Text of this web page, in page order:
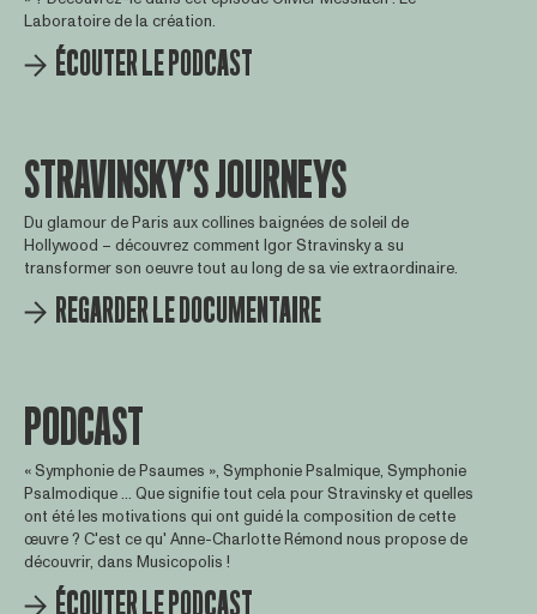
Laboratoire de la création.
ÉCOUTER LE PODCAST
STRAVINSKY’S JOURNEYS
Du glamour de Paris aux collines baignées de soleil de
Hollywood – découvrez comment Igor Stravinsky a su
transformer son oeuvre tout au long de sa vie extraordinaire.
REGARDER LE DOCUMENTAIRE
PODCAST
« Symphonie de Psaumes », Symphonie Psalmique, Symphonie
Psalmodique ... Que signifie tout cela pour Stravinsky et quelles
ont été les motivations qui ont guidé la composition de cette
œuvre ? C'est ce qu' Anne-Charlotte Rémond nous propose de
découvrir, dans Musicopolis !
ÉCOUTER LE PODCAST